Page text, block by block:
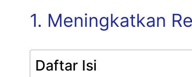
1. Meningkatkan
Daftar Isi